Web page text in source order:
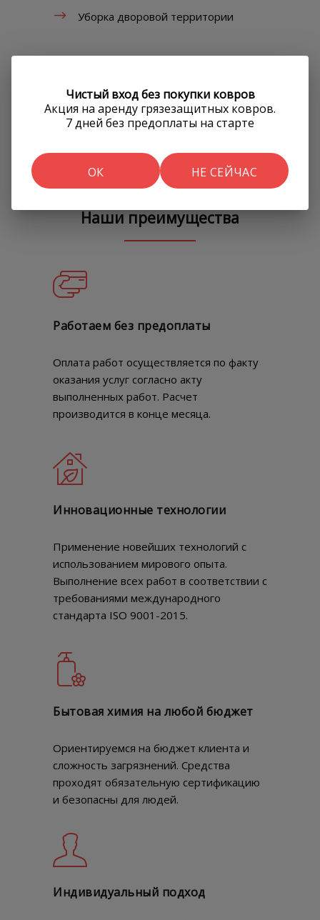
Уборка дворовой территории
Регулярная уборка
Еженедельная уборка
Наши преимущества
Работаем без предоплаты
Оплата работ осуществляется по факту
оказания услуг согласно акту
выполненных работ. Расчет
производится в конце месяца.
Инновационные технологии
Применение новейших технологий с
использованием мирового опыта.
Выполнение всех работ в соответствии с
требованиями международного
стандарта ISO 9001-2015.
Бытовая химия на любой бюджет
Ориентируемся на бюджет клиента и
сложность загрязнений. Средства
проходят обязательную сертификацию
и безопасны для людей.
Индивидуальный подход
Чистый вход без покупки ковров
Акция на аренду грязезащитных ковров.
7 дней без предоплаты на старте
ОК НЕ СЕЙЧАС